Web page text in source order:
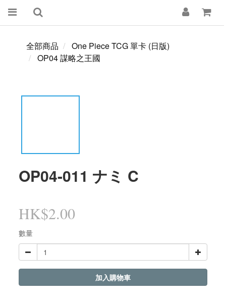
全部商品
One Piece TCG 單卡 (日版)
OP04 謀略之王國
OP04-011 ナミ C
HK$2.00
數量
加入購物車